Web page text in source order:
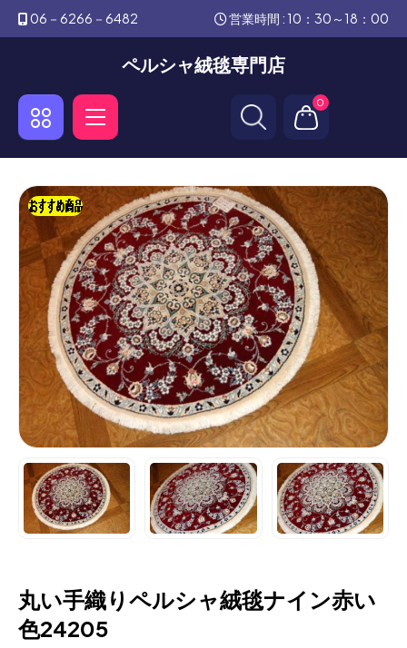
06－6266－6482 営業時間 : 10：30～18：00
ペルシャ絨毯専門店
0
丸い手織りペルシャ絨毯ナイン赤い
色24205